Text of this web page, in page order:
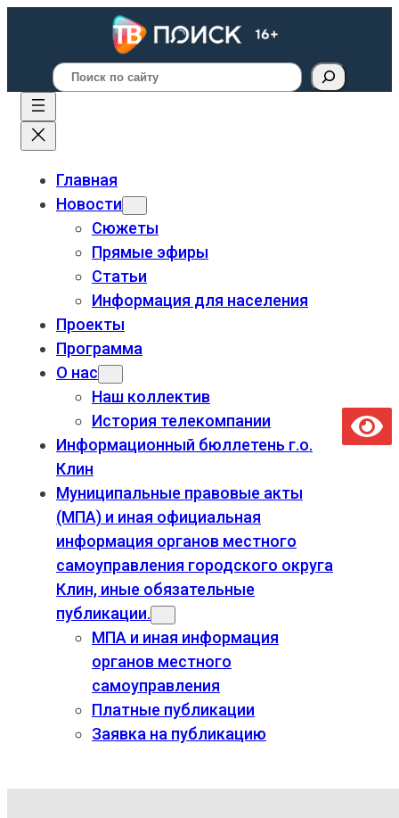
Поиск
Главная
Новости
Сюжеты
Прямые эфиры
Статьи
Информация для населения
Проекты
Программа
О нас
Наш коллектив
История телекомпании
Информационный бюллетень г.о.
Клин
Муниципальные правовые акты
(МПА) и иная официальная
информация органов местного
самоуправления городского округа
Клин, иные обязательные
публикации.
МПА и иная информация
органов местного
самоуправления
Платные публикации
Заявка на публикацию